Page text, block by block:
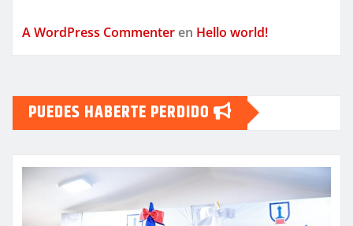
A WordPress Commenter en Hello world!
PUEDES HABERTE PERDIDO